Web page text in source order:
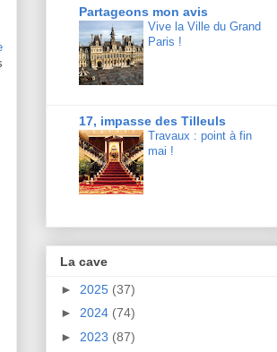
Partageons mon avis
Vive la Ville du Grand
Paris !
17, impasse des Tilleuls
Travaux : point à fin
mai !
La cave
► 2025 (37)
► 2024 (74)
► 2023 (87)